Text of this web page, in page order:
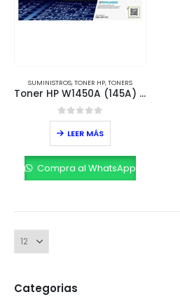
SUMINISTROS,TONER HP,TONERS
Toner HP W1450A (145A) LJ 3103 Black 1,500 Páginas
0out of 5
LEER MÁS
Compra al WhatsApp
Categorias